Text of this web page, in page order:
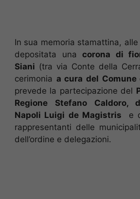
In sua memoria stamattina,
depositata una corona di
Siani (tra via Conte della
cerimonia a cura del Comune
prevede la partecipazione del
Regione Stefano Caldoro,
Napoli Luigi de Magistris e
rappresentanti delle
dell’ordine e delegazioni.